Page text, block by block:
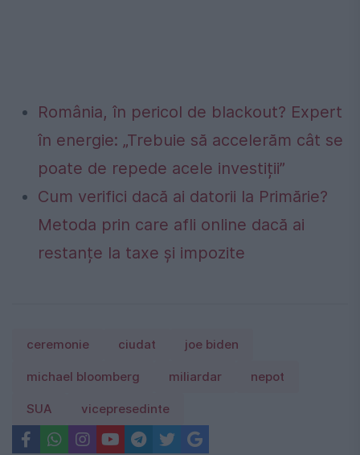
România, în pericol de blackout? Expert
în energie: „Trebuie să accelerăm cât se
poate de repede acele investiții”
Cum verifici dacă ai datorii la Primărie?
Metoda prin care afli online dacă ai
restanțe la taxe și impozite
ceremonie ciudat joe biden
michael bloomberg miliardar nepot
SUA vicepresedinte